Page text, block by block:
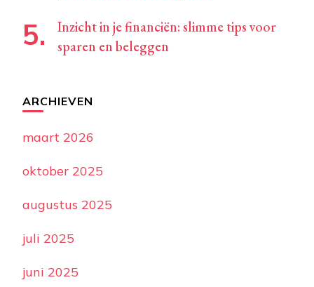
Inzicht in je financiën: slimme tips voor
sparen en beleggen
ARCHIEVEN
maart 2026
oktober 2025
augustus 2025
juli 2025
juni 2025